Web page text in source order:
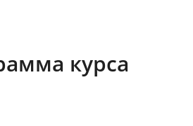
курса